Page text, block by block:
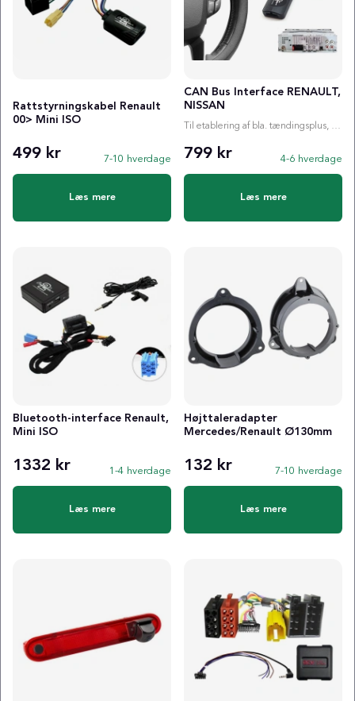
Rattstyrningskabel Renault
00> Mini ISO
499 kr 7-10 hverdage
Læs mere
CAN Bus Interface RENAULT,
NISSAN
Til etablering af bla. tændingsplus, ratstyring etc.
799 kr 4-6 hverdage
Læs mere
Bluetooth-interface Renault,
Mini ISO
1332 kr 1-4 hverdage
Læs mere
Højttaleradapter
Mercedes/Renault Ø130mm
132 kr 7-10 hverdage
Læs mere